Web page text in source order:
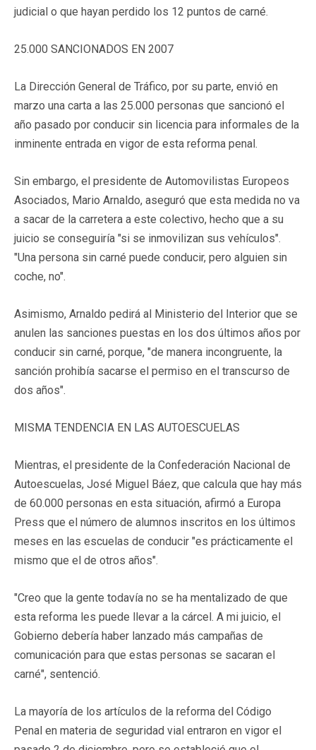
judicial o que hayan perdido los 12 puntos de carné.
25.000 SANCIONADOS EN 2007
La Dirección General de Tráfico, por su parte, envió en
marzo una carta a las 25.000 personas que sancionó el
año pasado por conducir sin licencia para informales de la
inminente entrada en vigor de esta reforma penal.
Sin embargo, el presidente de Automovilistas Europeos
Asociados, Mario Arnaldo, aseguró que esta medida no va
a sacar de la carretera a este colectivo, hecho que a su
juicio se conseguiría "si se inmovilizan sus vehículos".
"Una persona sin carné puede conducir, pero alguien sin
coche, no".
Asimismo, Arnaldo pedirá al Ministerio del Interior que se
anulen las sanciones puestas en los dos últimos años por
conducir sin carné, porque, "de manera incongruente, la
sanción prohibía sacarse el permiso en el transcurso de
dos años".
MISMA TENDENCIA EN LAS AUTOESCUELAS
Mientras, el presidente de la Confederación Nacional de
Autoescuelas, José Miguel Báez, que calcula que hay más
de 60.000 personas en esta situación, afirmó a Europa
Press que el número de alumnos inscritos en los últimos
meses en las escuelas de conducir "es prácticamente el
mismo que el de otros años".
"Creo que la gente todavía no se ha mentalizado de que
esta reforma les puede llevar a la cárcel. A mi juicio, el
Gobierno debería haber lanzado más campañas de
comunicación para que estas personas se sacaran el
carné", sentenció.
La mayoría de los artículos de la reforma del Código
Penal en materia de seguridad vial entraron en vigor el